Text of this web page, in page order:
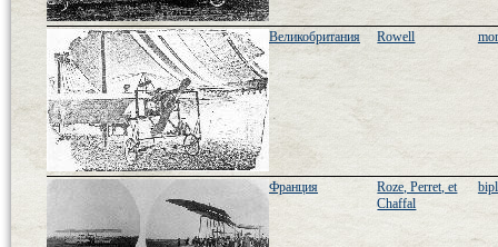
Великобритания Rowell
Франция
Roze, Perret, et
Chaffal